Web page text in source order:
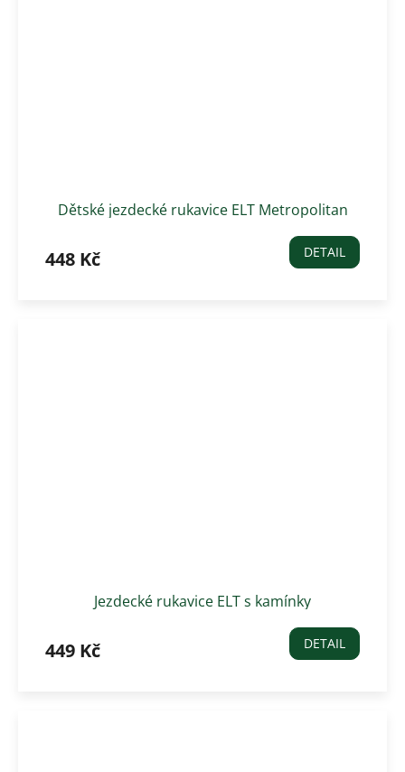
Dětské jezdecké rukavice ELT Metropolitan
448 Kč DETAIL
Jezdecké rukavice ELT s kamínky
449 Kč DETAIL